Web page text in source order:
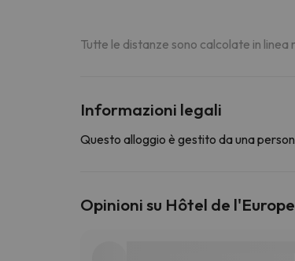
Tutte le distanze sono calcolate in
Informazioni legali
Questo alloggio è gestito da una
Opinioni su Hôtel de l'Europe